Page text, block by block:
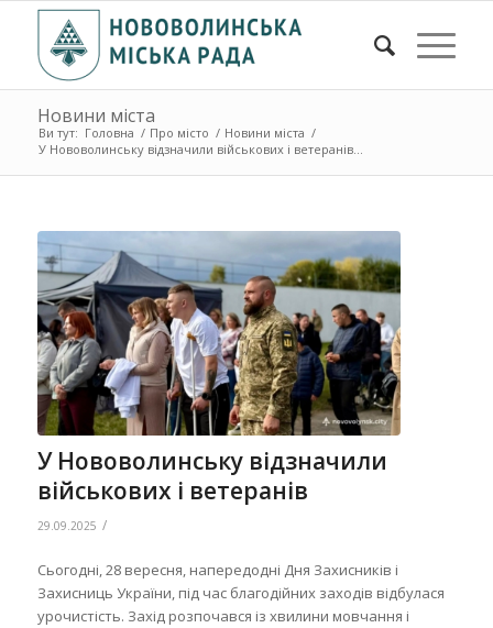
Новини міста
Ви тут: Головна / Про місто / Новини міста /
У Нововолинську відзначили військових і ветеранів...
У Нововолинську відзначили
військових і ветеранів
29.09.2025 /
Сьогодні, 28 вересня, напередодні Дня Захисників і
Захисниць України, під час благодійних заходів відбулася
урочистість. Захід розпочався із хвилини мовчання і